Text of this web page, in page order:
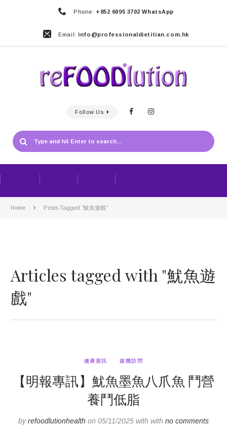
Phone: +852 6095 3702 WhatsApp
Email: info@professionaldietitian.com.hk
Follow Us
Home Posts Tagged "魷魚遊戲"
Articles tagged with "魷魚遊
戲"
健康資訊 媒體訪問
【明報專訊】魷魚墨魚八爪魚 鬥營
養鬥低脂
byrefoodlutionhealth on 05/11/2025 with with no comments